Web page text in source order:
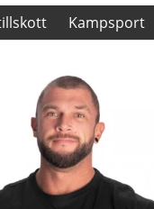
Kampsport